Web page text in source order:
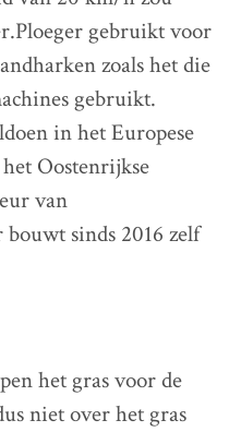
gebruikt voor
zoals het die
gebruikt.
in het Europese
Oostenrijkse
van
sinds 2016 zelf
het gras voor de
niet over het gras